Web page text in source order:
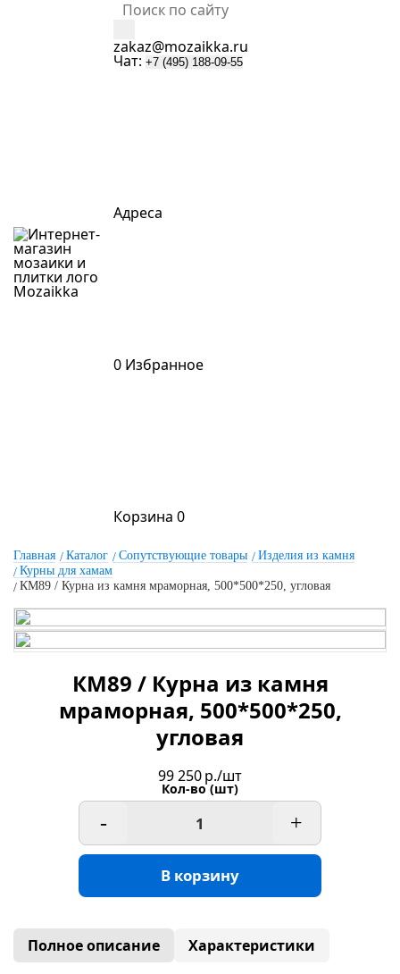
Mozaikka
zakaz@mozaikka.ru
Чат: +7 (495) 188-09-55
Адреса
0 Избранное
Корзина 0
Главная Каталог Сопутствующие товары
Изделия из камня
Курны для хамам
КМ89 / Курна из камня мраморная, 500*500*250, угловая
КМ89 / Курна из камня
мраморная, 500*500*250,
угловая
99 250р./шт
Кол-во (шт)
- +
В корзину
Полное описание
Характеристики